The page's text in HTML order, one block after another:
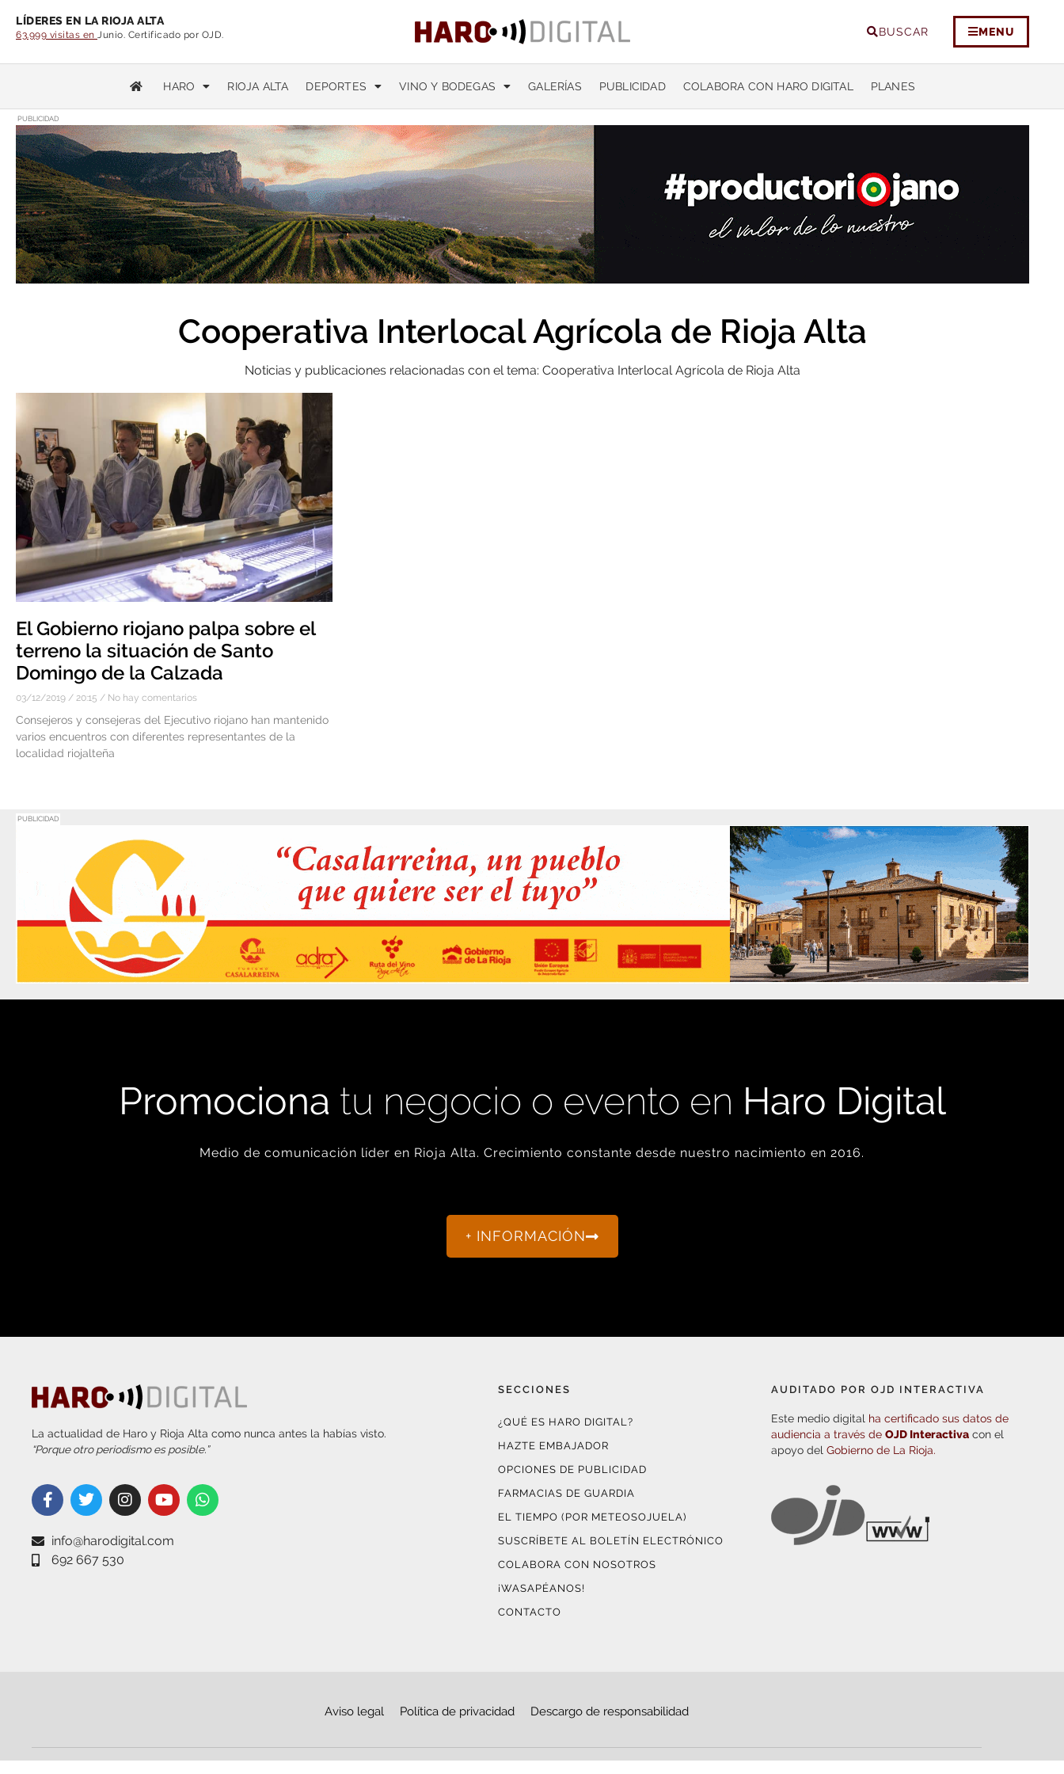
LÍDERES EN LA RIOJA ALTA
63.999 visitas en Junio. Certificado por OJD. BUSCAR MENU
HARO RIOJA ALTA DEPORTES VINO Y BODEGAS GALERÍAS PUBLICIDAD COLABORA CON HARO DIGITAL PLANES
PUBLICIDAD
Cooperativa Interlocal Agrícola de Rioja Alta
Noticias y publicaciones relacionadas con el tema: Cooperativa Interlocal Agrícola de Rioja Alta
El Gobierno riojano palpa sobre el
terreno la situación de Santo
Domingo de la Calzada
03/12/2019 20:15 No hay comentarios
Consejeros y consejeras del Ejecutivo riojano han mantenido
varios encuentros con diferentes representantes de la
localidad riojalteña
PUBLICIDAD
Promociona tu negocio o evento en Haro Digital
Medio de comunicación líder en Rioja Alta. Crecimiento constante desde nuestro nacimiento en 2016.
+ INFORMACIÓN
La actualidad de Haro y Rioja Alta como nunca antes la habías visto.
“Porque otro periodismo es posible.”
info@harodigital.com
692 667 530
SECCIONES
¿QUÉ ES HARO DIGITAL?
HAZTE EMBAJADOR
OPCIONES DE PUBLICIDAD
FARMACIAS DE GUARDIA
EL TIEMPO (POR METEOSOJUELA)
SUSCRÍBETE AL BOLETÍN ELECTRÓNICO
COLABORA CON NOSOTROS
¡WASAPÉANOS!
CONTACTO
AUDITADO POR OJD INTERACTIVA
Este medio digital ha certificado sus datos de
audiencia a través deOJD Interactiva con el
apoyo delGobierno de La Rioja.
Aviso legal Política de privacidad Descargo de responsabilidad